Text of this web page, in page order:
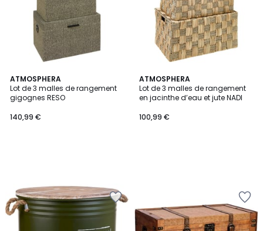
ATMOSPHERA
Lot de 3 malles de rangement
gigognes RESO
140,99 €
ATMOSPHERA
Lot de 3 malles de rangement
en jacinthe d’eau et jute NADI
100,99 €